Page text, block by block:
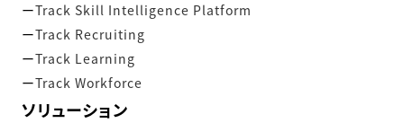
Track Skill Intelligence Platform
Track Recruiting
Track Learning
Track Workforce
ソリューション